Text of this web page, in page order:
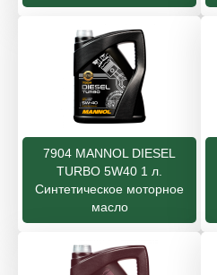
7904 MANNOL DIESEL
TURBO 5W40 1 л.
Синтетическое моторное
масло